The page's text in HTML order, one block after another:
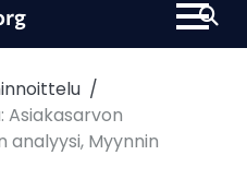
Asiakasarvon
analyysi, Myynnin